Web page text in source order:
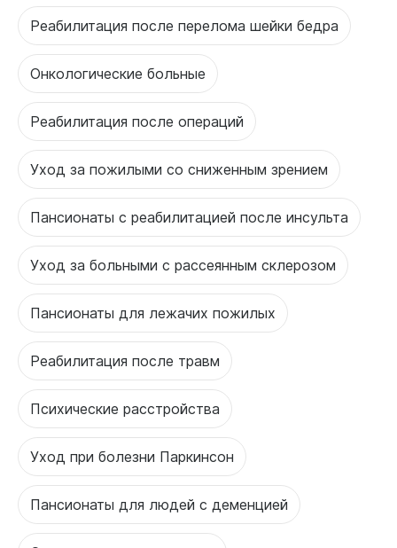
Реабилитация после перелома шейки бедра
Онкологические больные
Реабилитация после операций
Уход за пожилыми со сниженным зрением
Пансионаты с реабилитацией после инсульта
Уход за больными с рассеянным склерозом
Пансионаты для лежачих пожилых
Реабилитация после травм
Психические расстройства
Уход при болезни Паркинсон
Пансионаты для людей с деменцией